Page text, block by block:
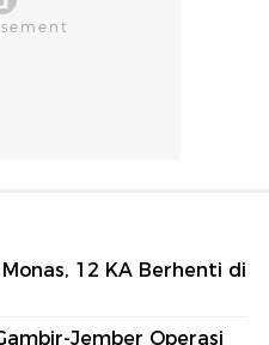
12 KA Berhenti di
Jember Operasi